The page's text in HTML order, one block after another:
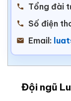
Tổng đài
Số điện
Email:
Đội ngũ